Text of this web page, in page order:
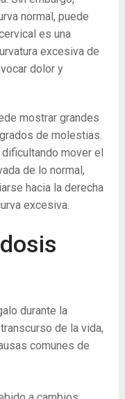
normal, puede
es una
excesiva de
dolor y
mostrar grandes
de molestias.
mover el
de lo normal,
hacia la derecha
excesiva.
durante la
de la vida,
comunes de